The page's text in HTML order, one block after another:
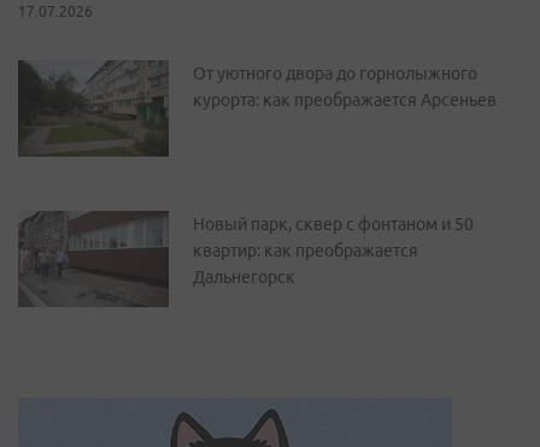
17.07.2026
От уютного двора до горнолыжного
курорта: как преображается Арсеньев
Новый парк, сквер с фонтаном и 50
квартир: как преображается
Дальнегорск